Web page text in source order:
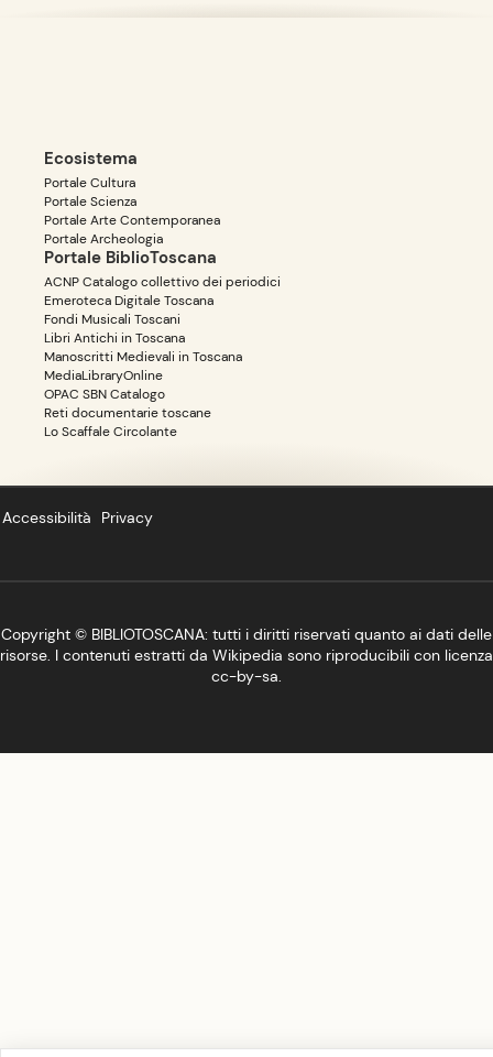
Ecosistema
Portale Cultura
Portale Scienza
Portale Arte Contemporanea
Portale Archeologia
Portale BiblioToscana
ACNP Catalogo collettivo dei periodici
Emeroteca Digitale Toscana
Fondi Musicali Toscani
Libri Antichi in Toscana
Manoscritti Medievali in Toscana
MediaLibraryOnline
OPAC SBN Catalogo
Reti documentarie toscane
Lo Scaffale Circolante
Accessibilità Privacy
Copyright © BIBLIOTOSCANA: tutti i diritti riservati quanto ai dati delle
risorse. I contenuti estratti da Wikipedia sono riproducibili con licenza
cc-by-sa.